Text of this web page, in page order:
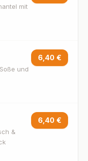
mit
und
6,40 €
&
6,40 €